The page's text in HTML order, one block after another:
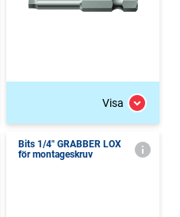
Visa
Bits 1/4" GRABBER LOX
för montageskruv